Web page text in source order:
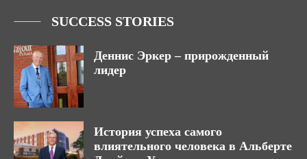
SUCCESS STORIES
Деннис Эркер – прирожденный
лидер
История успеха самого
влиятельного человека в Альберте